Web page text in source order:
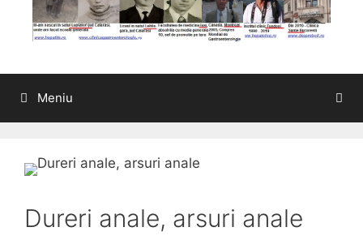
Meniu
Dureri anale, arsuri anale